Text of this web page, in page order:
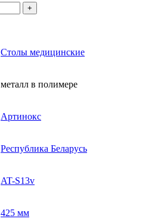
Столы медицинские
металл в полимере
Артинокс
Республика Беларусь
AT-S13v
425 мм